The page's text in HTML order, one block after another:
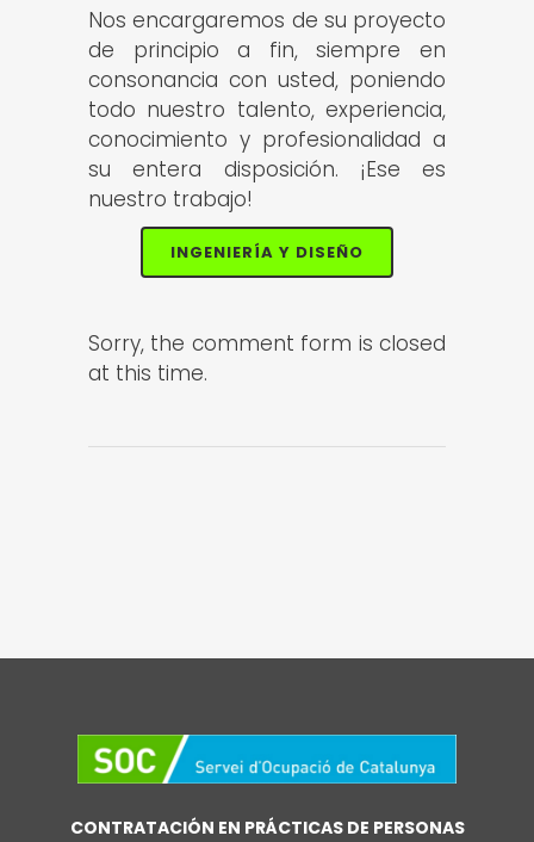
Nos encargaremos de su proyecto
de principio a fin, siempre en
consonancia con usted, poniendo
todo nuestro talento, experiencia,
conocimiento y profesionalidad a
su entera disposición. ¡Ese es
nuestro trabajo!
INGENIERÍA Y DISEÑO
Sorry, the comment form is closed
at this time.
CONTRATACIÓN EN PRÁCTICAS DE PERSONAS